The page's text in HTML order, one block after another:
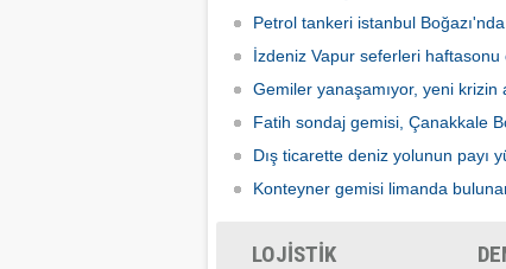
Petrol tankeri istanbul Boğazı'nda
İzdeniz Vapur seferleri haftasonu
Gemiler yanaşamıyor, yeni krizin
Fatih sondaj gemisi, Çanakkale
Dış ticarette deniz yolunun payı
Konteyner gemisi limanda
LOJİSTİK